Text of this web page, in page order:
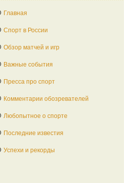
Главная
Спорт в России
Обзор матчей и игр
Важные события
Пресса про спорт
Комментарии обозревателей
Любопытное о спорте
Последние известия
Успехи и рекорды